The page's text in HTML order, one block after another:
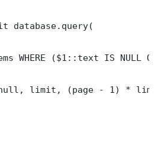
database.query(
WHERE ($1::text IS NULL
null, limit, (page - 1) *